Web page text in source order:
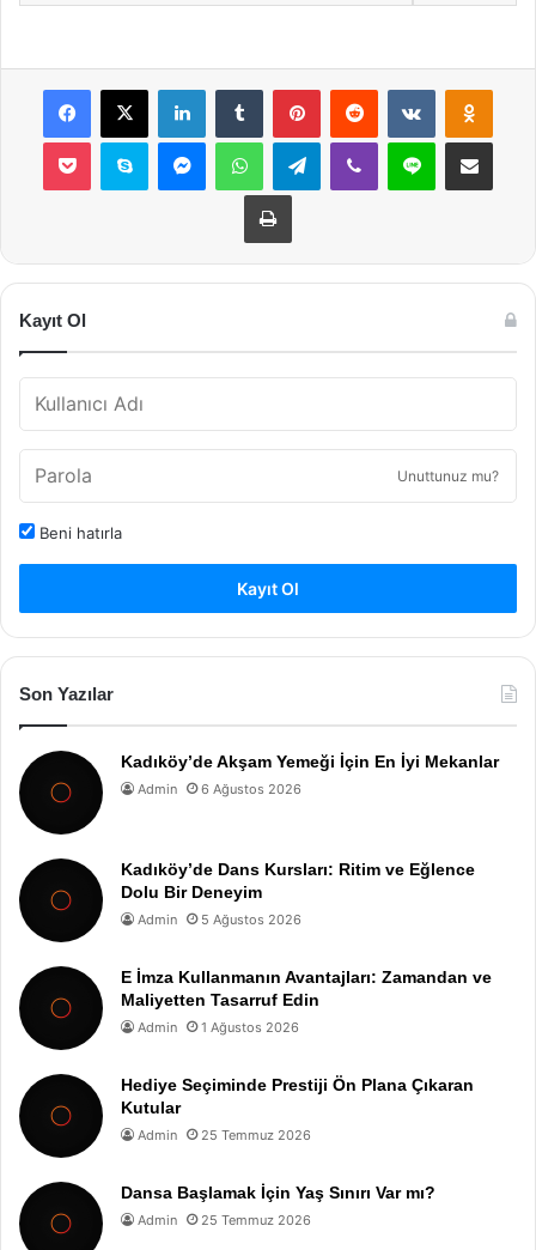
Facebook
X LinkedInTumblr PinterestReddit VKontakte
Pocket Skype MessengerWhatsAppTelegramViber Line E-Posta ile
Yazdır
Kayıt Ol
Unuttunuz mu?
Beni hatırla
Kayıt Ol
Son Yazılar
Kadıköy’de Akşam Yemeği İçin En İyi Mekanlar
Admin 6 Ağustos 2026
Kadıköy’de Dans Kursları: Ritim ve Eğlence
Dolu Bir Deneyim
Admin 5 Ağustos 2026
E İmza Kullanmanın Avantajları: Zamandan ve
Maliyetten Tasarruf Edin
Admin 1 Ağustos 2026
Hediye Seçiminde Prestiji Ön Plana Çıkaran
Kutular
Admin 25 Temmuz 2026
Dansa Başlamak İçin Yaş Sınırı Var mı?
Admin 25 Temmuz 2026